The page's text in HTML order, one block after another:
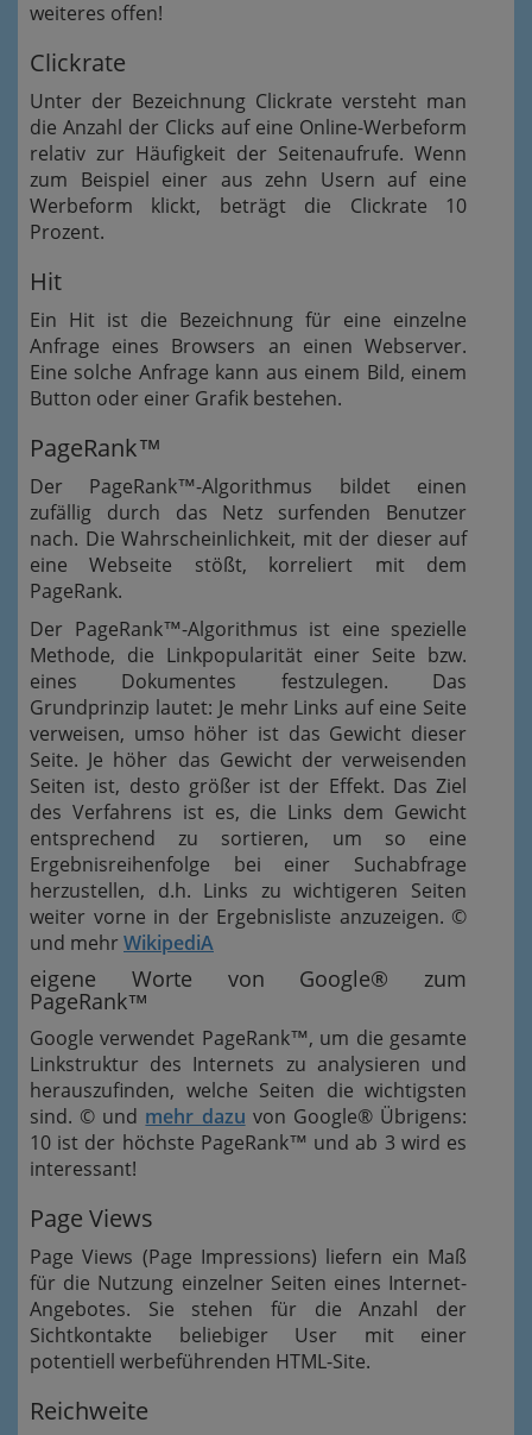
weiteres offen!
Clickrate
Unter der Bezeichnung Clickrate versteht man
die Anzahl der Clicks auf eine Online-Werbeform
relativ zur Häufigkeit der Seitenaufrufe. Wenn
zum Beispiel einer aus zehn Usern auf eine
Werbeform klickt, beträgt die Clickrate 10
Prozent.
Hit
Ein Hit ist die Bezeichnung für eine einzelne
Anfrage eines Browsers an einen Webserver.
Eine solche Anfrage kann aus einem Bild, einem
Button oder einer Grafik bestehen.
PageRank™
Der PageRank™-Algorithmus bildet einen
zufällig durch das Netz surfenden Benutzer
nach. Die Wahrscheinlichkeit, mit der dieser auf
eine Webseite stößt, korreliert mit dem
PageRank.
Der PageRank™-Algorithmus ist eine spezielle
Methode, die Linkpopularität einer Seite bzw.
eines Dokumentes festzulegen. Das
Grundprinzip lautet: Je mehr Links auf eine Seite
verweisen, umso höher ist das Gewicht dieser
Seite. Je höher das Gewicht der verweisenden
Seiten ist, desto größer ist der Effekt. Das Ziel
des Verfahrens ist es, die Links dem Gewicht
entsprechend zu sortieren, um so eine
Ergebnisreihenfolge bei einer Suchabfrage
herzustellen, d.h. Links zu wichtigeren Seiten
weiter vorne in der Ergebnisliste anzuzeigen. ©
und mehr WikipediA
eigene Worte von Google® zum
PageRank™
Google verwendet PageRank™, um die gesamte
Linkstruktur des Internets zu analysieren und
herauszufinden, welche Seiten die wichtigsten
sind. © und mehr dazu von Google® Übrigens:
10 ist der höchste PageRank™ und ab 3 wird es
interessant!
Page Views
Page Views (Page Impressions) liefern ein Maß
für die Nutzung einzelner Seiten eines Internet-
Angebotes. Sie stehen für die Anzahl der
Sichtkontakte beliebiger User mit einer
potentiell werbeführenden HTML-Site.
Reichweite